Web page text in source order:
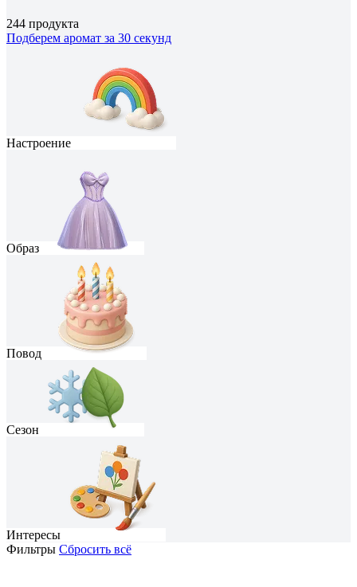
244 продукта
Подберем аромат за 30 секунд
Настроение
Образ
Повод
Сезон
Интересы
Фильтры Сбросить всё